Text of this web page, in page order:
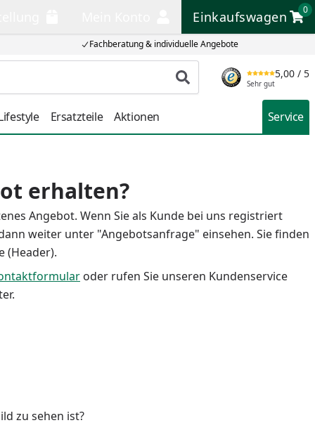
Fachberatung & individuelle Angebote
Einkaufswagen
0
Einkaufswagen
Produkt suchen
5,00 / 5
Sehr gut
Ersatzteile Aktionen Service
erhalten?
Angebot. Wenn Sie als Kunde bei uns registriert
weiter unter "Angebotsanfrage" einsehen. Sie finden
(Header).
oder rufen Sie unseren Kundenservice
zu sehen ist?